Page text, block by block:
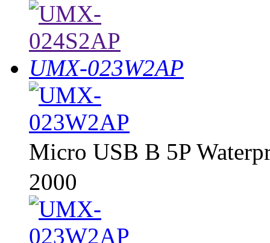
UMX-023W2AP
Micro USB B 5P
2000